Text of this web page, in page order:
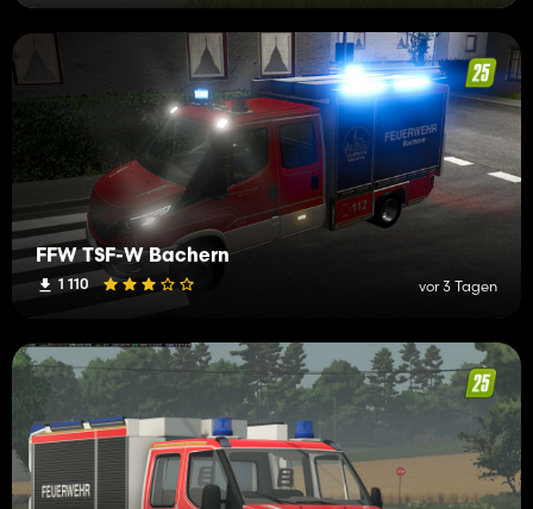
FFW TSF-W Bachern
1 110 vor 3 Tagen